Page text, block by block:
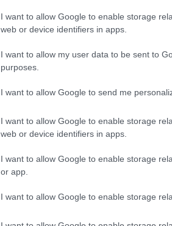
I want to allow Google to enable storage
web or device identifiers in apps.
I want to allow my user data to be sent to
purposes.
I want to allow Google to send me
I want to allow Google to enable storage
web or device identifiers in apps.
I want to allow Google to enable storage
or app.
I want to allow Google to enable storage